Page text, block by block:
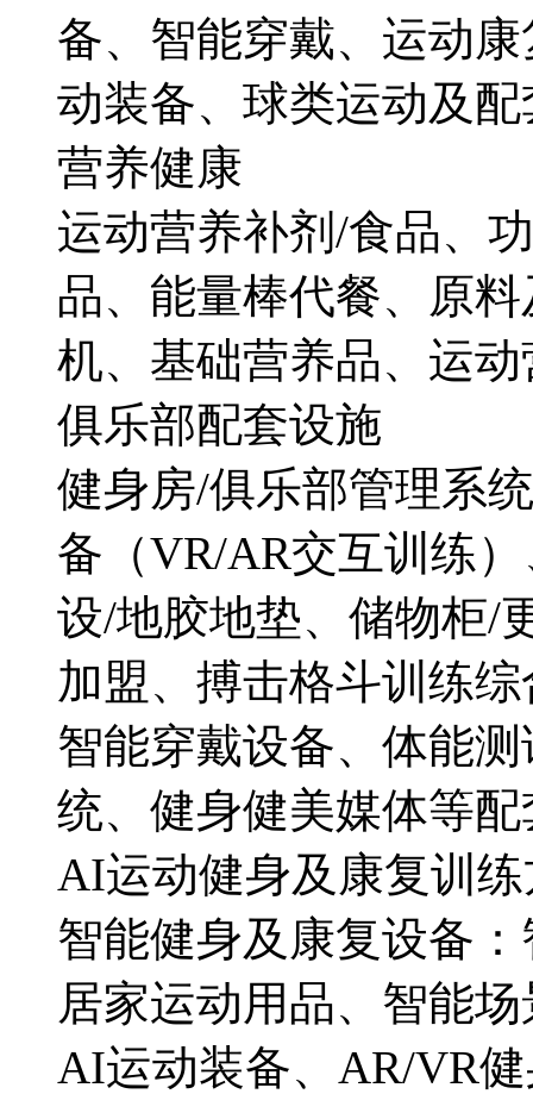
备、智能穿戴、运动
动装备、球类运动及
营养健康
运动营养补剂/食品、
品、能量棒代餐、原
机、基础营养品、运
俱乐部配套设施
健身房/俱乐部管理系
备（VR/AR交互训练
设/地胶地垫、储物柜/
加盟、搏击格斗训练
智能穿戴设备、体能
统、健身健美媒体等
AI运动健身及康复训
智能健身及康复设备
居家运动用品、智能
AI运动装备、AR/VR